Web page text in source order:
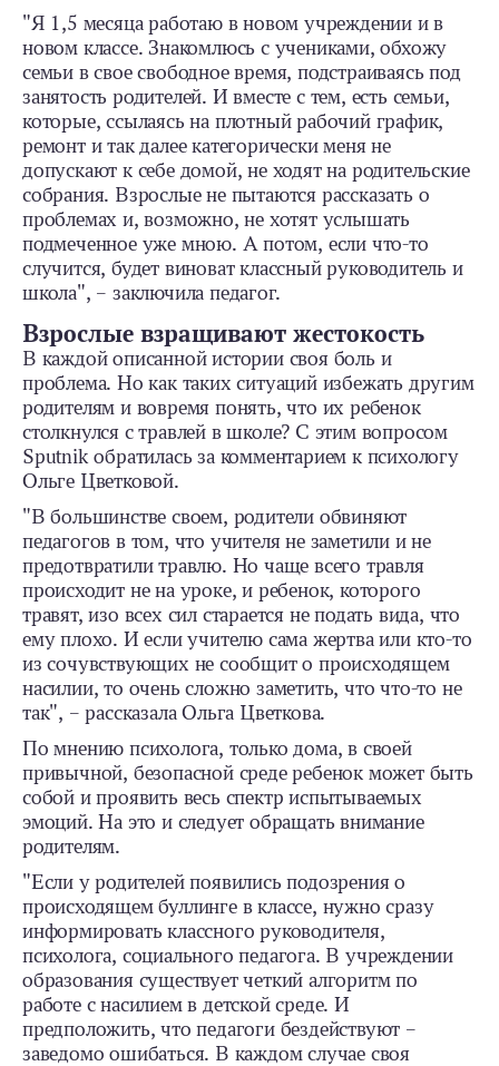
"Я 1,5 месяца работаю в новом учреждении и в
новом классе. Знакомлюсь с учениками, обхожу
семьи в свое свободное время, подстраиваясь под
занятость родителей. И вместе с тем, есть семьи,
которые, ссылаясь на плотный рабочий график,
ремонт и так далее категорически меня не
допускают к себе домой, не ходят на родительские
собрания. Взрослые не пытаются рассказать о
проблемах и, возможно, не хотят услышать
подмеченное уже мною. А потом, если что-то
случится, будет виноват классный руководитель и
школа", – заключила педагог.
Взрослые взращивают жестокость
В каждой описанной истории своя боль и
проблема. Но как таких ситуаций избежать другим
родителям и вовремя понять, что их ребенок
столкнулся с травлей в школе? С этим вопросом
Sputnik обратилась за комментарием к психологу
Ольге Цветковой.
"В большинстве своем, родители обвиняют
педагогов в том, что учителя не заметили и не
предотвратили травлю. Но чаще всего травля
происходит не на уроке, и ребенок, которого
травят, изо всех сил старается не подать вида, что
ему плохо. И если учителю сама жертва или кто-то
из сочувствующих не сообщит о происходящем
насилии, то очень сложно заметить, что что-то не
так", – рассказала Ольга Цветкова.
По мнению психолога, только дома, в своей
привычной, безопасной среде ребенок может быть
собой и проявить весь спектр испытываемых
эмоций. На это и следует обращать внимание
родителям.
"Если у родителей появились подозрения о
происходящем буллинге в классе, нужно сразу
информировать классного руководителя,
психолога, социального педагога. В учреждении
образования существует четкий алгоритм по
работе с насилием в детской среде. И
предположить, что педагоги бездействуют –
заведомо ошибаться. В каждом случае своя